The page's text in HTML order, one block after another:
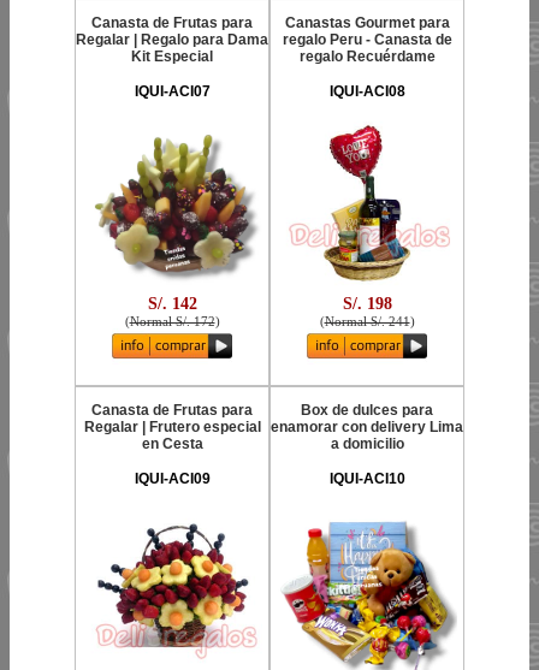
Canasta de Frutas para
Regalar | Regalo para Dama
Kit Especial
IQUI-ACI07
S/. 142
(Normal S/. 172)
Canastas Gourmet para
regalo Peru - Canasta de
regalo Recuérdame
IQUI-ACI08
S/. 198
(Normal S/. 241)
Canasta de Frutas para
Regalar | Frutero especial
en Cesta
IQUI-ACI09
Box de dulces para
enamorar con delivery Lima
a domicilio
IQUI-ACI10